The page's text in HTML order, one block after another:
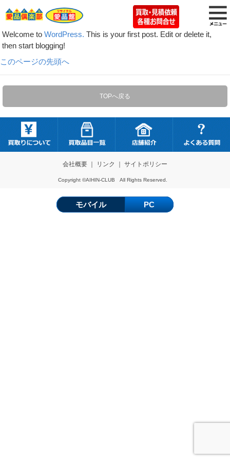
Welcome toWordPress. This is your first post. Edit or delete it,
then start blogging!
このページの先頭へ
TOPへ戻る
会社概要｜ リンク サイトポリシー
Copyright ©AIHIN-CLUB All Rights Reserved.
モバイル PC